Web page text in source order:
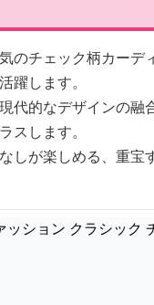
のチェック柄カーデ
躍します。
代的なデザインの融
スします。
しが楽しめる、重宝